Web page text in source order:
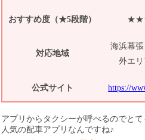
おすすめ度（★5段階）
対応地域
海浜幕
外エリ
公式サイト https://
アプリからタクシーが呼べるのでと
人気の配車アプリなんですね♪